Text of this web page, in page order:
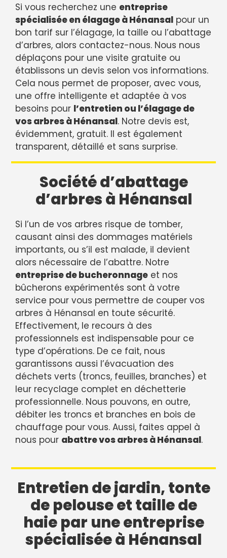
Si vous recherchez une entreprise
spécialisée en élagage à Hénansal pour un
bon tarif sur l’élagage, la taille ou l’abattage
d’arbres, alors contactez-nous. Nous nous
déplaçons pour une visite gratuite ou
établissons un devis selon vos informations.
Cela nous permet de proposer, avec vous,
une offre intelligente et adaptée à vos
besoins pour l’entretien ou l’élagage de
vos arbres à Hénansal. Notre devis est,
évidemment, gratuit. Il est également
transparent, détaillé et sans surprise.
Société d’abattage
d’arbres à Hénansal
Si l’un de vos arbres risque de tomber,
causant ainsi des dommages matériels
importants, ou s’il est malade, il devient
alors nécessaire de l’abattre. Notre
entreprise de bucheronnage et nos
bûcherons expérimentés sont à votre
service pour vous permettre de couper vos
arbres à Hénansal en toute sécurité.
Effectivement, le recours à des
professionnels est indispensable pour ce
type d’opérations. De ce fait, nous
garantissons aussi l’évacuation des
déchets verts (troncs, feuilles, branches) et
leur recyclage complet en déchetterie
professionnelle. Nous pouvons, en outre,
débiter les troncs et branches en bois de
chauffage pour vous. Aussi, faites appel à
nous pour abattre vos arbres à Hénansal.
Entretien de jardin, tonte
de pelouse et taille de
haie par une entreprise
spécialisée à Hénansal